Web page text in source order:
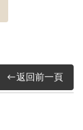
償理由為
3人參加
為據。惟
愛國青年
予查證敘
本案非有
返回前一頁